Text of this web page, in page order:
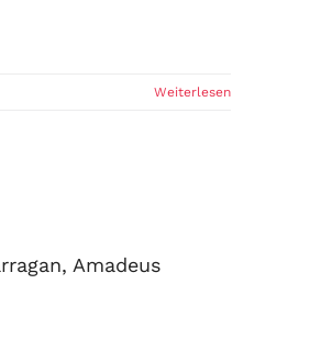
Weiterlesen
Amadeus